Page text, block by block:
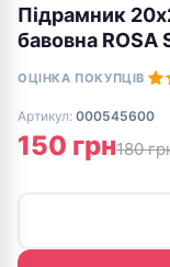
Підрамник
бавовна
ОЦІНКА ПОКУПЦІВ
Артикул: 000545600
150 грн180